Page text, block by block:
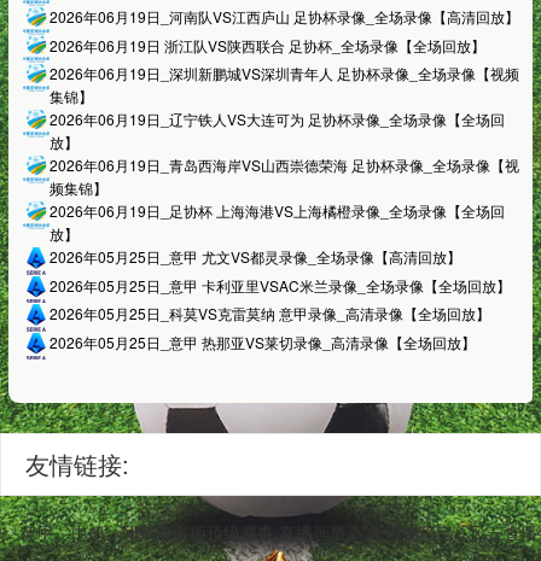
2026年06月19日_河南队VS江西庐山 足协杯录像_全场录像【高清回放】
2026年06月19日 浙江队VS陕西联合 足协杯_全场录像【全场回放】
2026年06月19日_深圳新鹏城VS深圳青年人 足协杯录像_全场录像【视频
集锦】
2026年06月19日_辽宁铁人VS大连可为 足协杯录像_全场录像【全场回
放】
2026年06月19日_青岛西海岸VS山西崇德荣海 足协杯录像_全场录像【视
频集锦】
2026年06月19日_足协杯 上海海港VS上海橘橙录像_全场录像【全场回
放】
2026年05月25日_意甲 尤文VS都灵录像_全场录像【高清回放】
2026年05月25日_意甲 卡利亚里VSAC米兰录像_全场录像【全场回放】
2026年05月25日_科莫VS克雷莫纳 意甲录像_高清录像【全场回放】
2026年05月25日_意甲 热那亚VS莱切录像_高清录像【全场回放】
友情链接:
甲、中超、NBA等多项顶级赛事,直播画质高清,流畅稳定。风云